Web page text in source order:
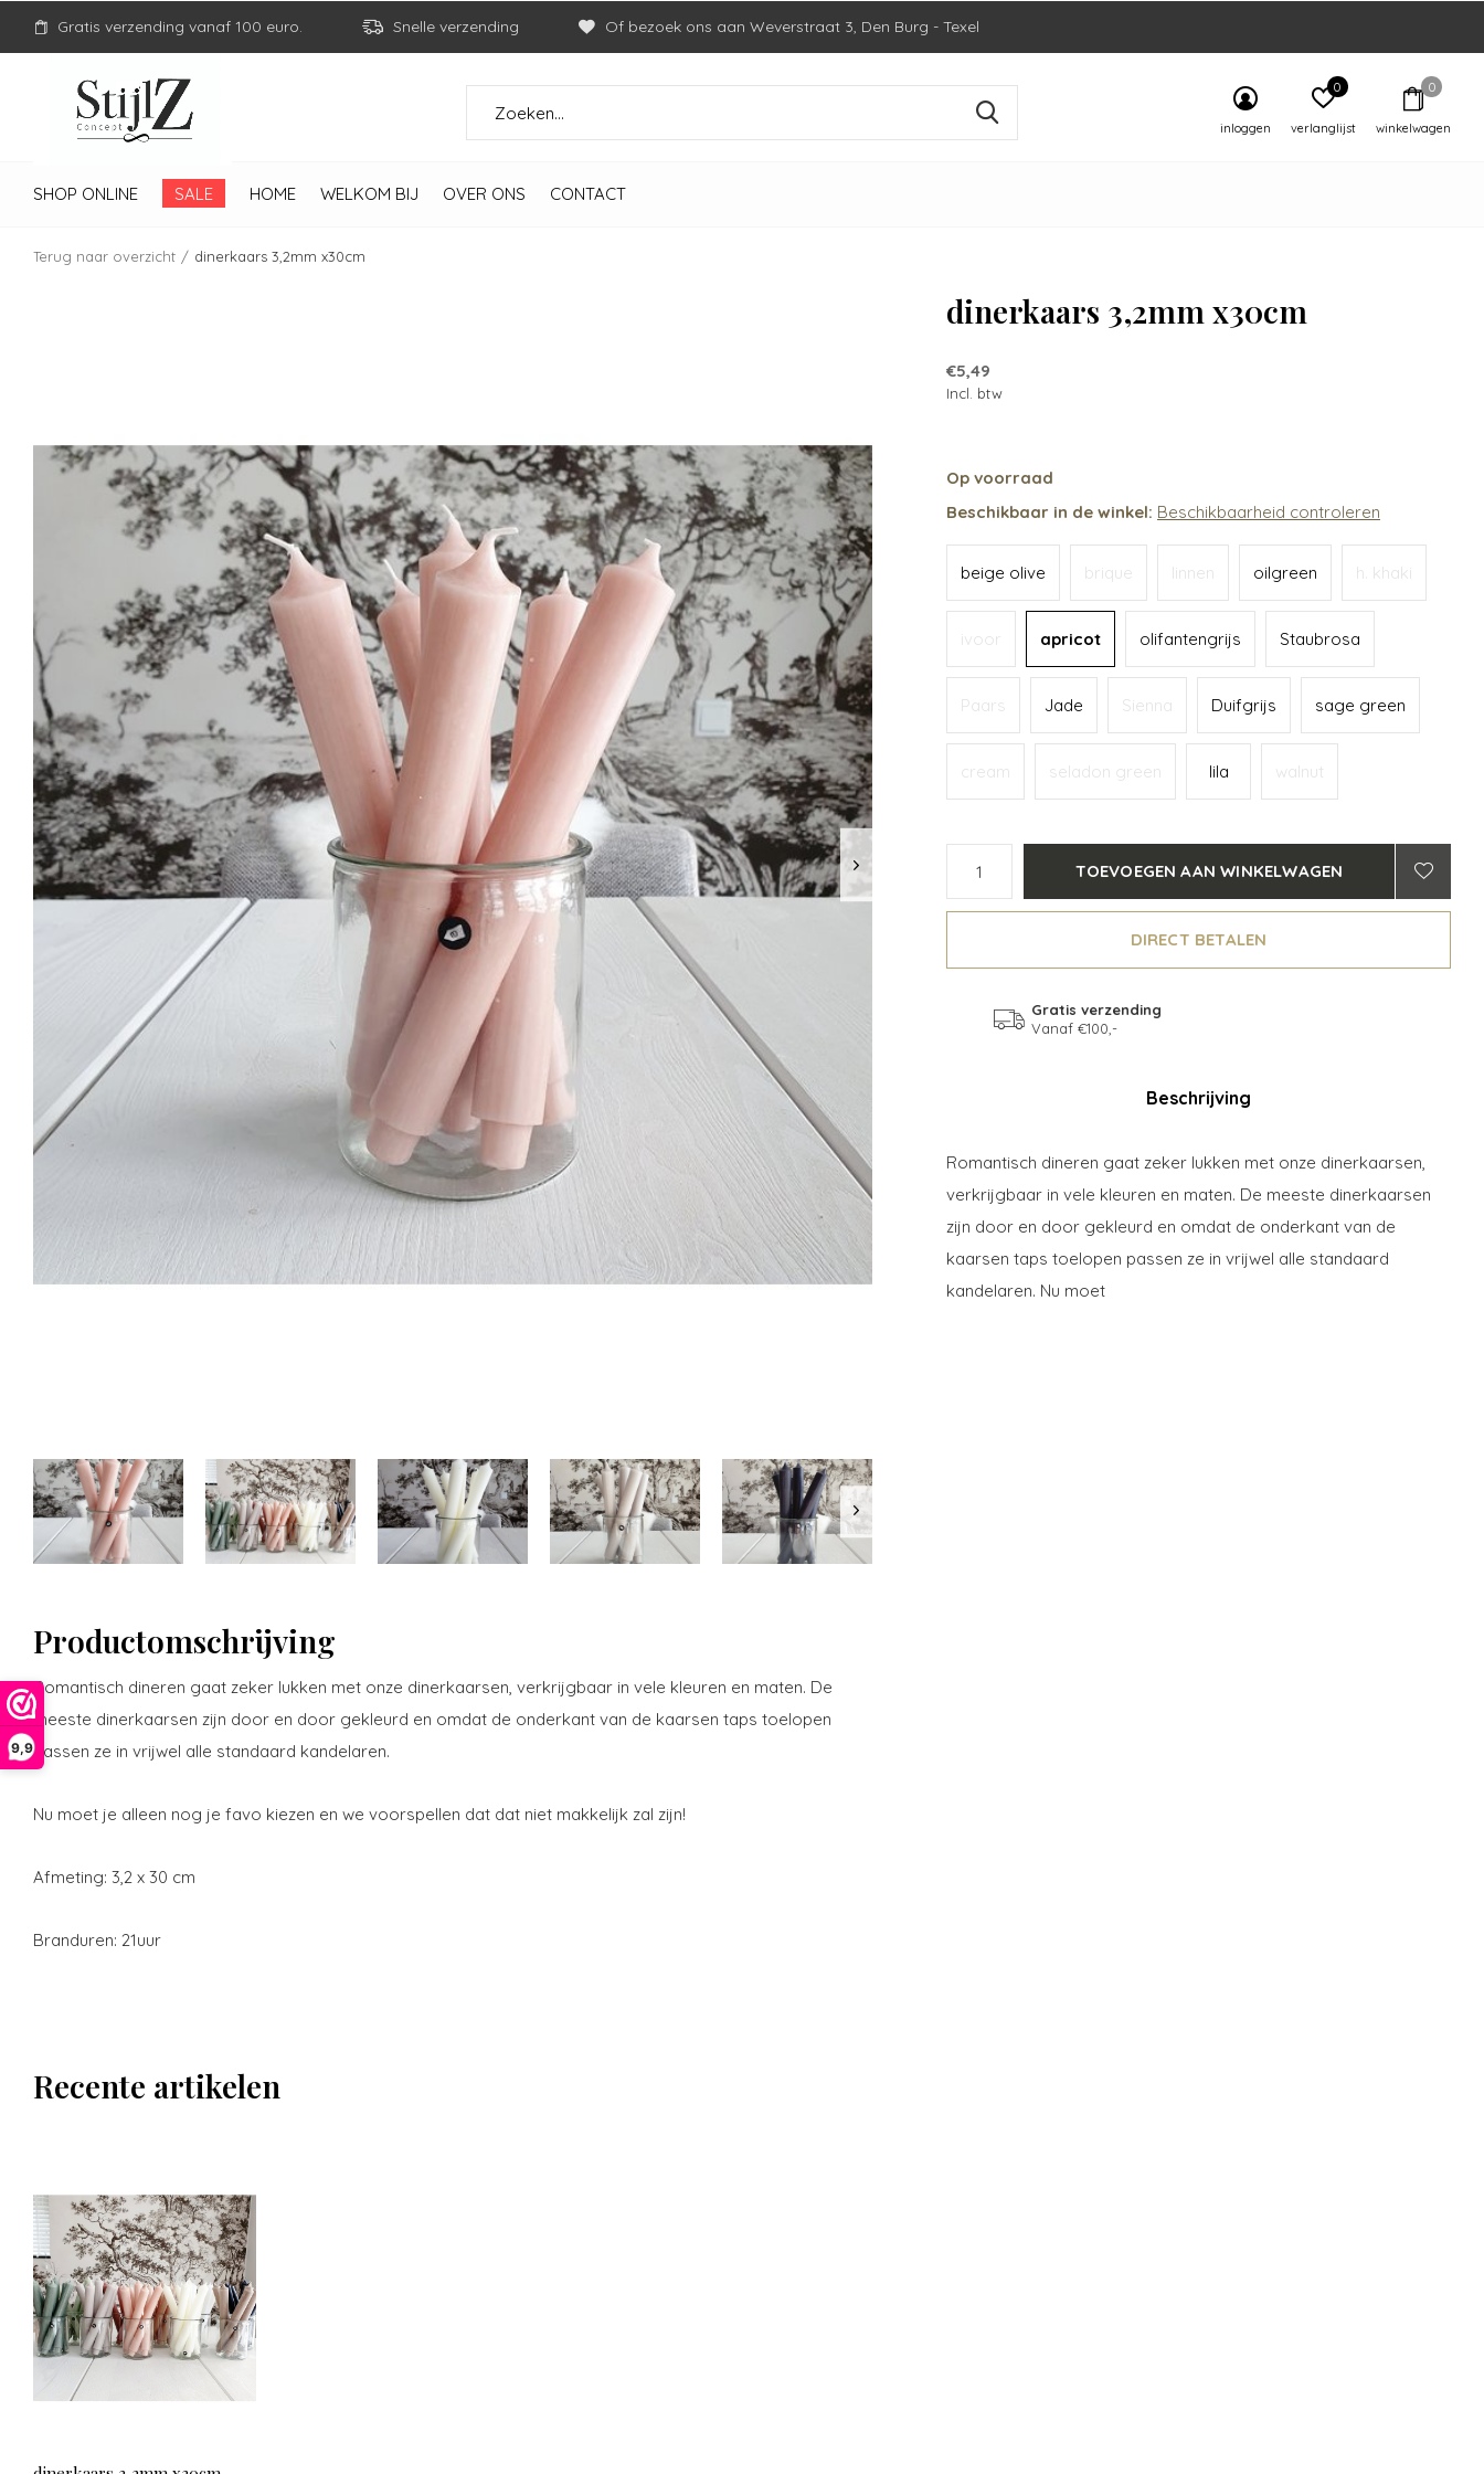
9,9
SHOP ONLINE SALE HOME WELKOM BIJ OVER ONS CONTACT
inloggen verlanglijst
0
winkelwagen
0
Gratis verzending vanaf 100 euro. Snelle verzending Of bezoek ons aan Weverstraat 3, Den Burg - Texel
Terug naar overzicht dinerkaars 3,2mm x30cm
dinerkaars 3,2mm x30cm
€5,49
Incl. btw
Op voorraad
Beschikbaar in de winkel: Beschikbaarheid controleren
beige olive brique linnen oilgreen h. khaki
ivoor apricot olifantengrijs Staubrosa
Paars Jade Sienna Duifgrijs sage green
cream seladon green lila walnut
TOEVOEGEN AAN WINKELWAGEN
DIRECT BETALEN
Gratis verzending
Vanaf €100,-
Beschrijving
Romantisch dineren gaat zeker lukken met onze dinerkaarsen,
verkrijgbaar in vele kleuren en maten. De meeste dinerkaarsen
zijn door en door gekleurd en omdat de onderkant van de
kaarsen taps toelopen passen ze in vrijwel alle standaard
kandelaren. Nu moet
Productomschrijving
Romantisch dineren gaat zeker lukken met onze dinerkaarsen, verkrijgbaar in vele kleuren en maten. De
meeste dinerkaarsen zijn door en door gekleurd en omdat de onderkant van de kaarsen taps toelopen
passen ze in vrijwel alle standaard kandelaren.
Nu moet je alleen nog je favo kiezen en we voorspellen dat dat niet makkelijk zal zijn!
Afmeting: 3,2 x 30 cm
Branduren: 21uur
Recente artikelen